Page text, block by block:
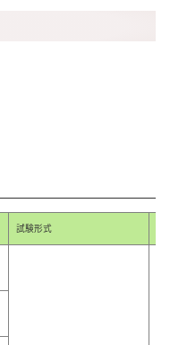
試験形式